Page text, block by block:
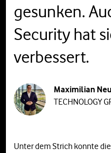
gesunken.
Security hat
verbessert.
Maximilian
TECHNOLOGY
Unter dem Strich konnte die